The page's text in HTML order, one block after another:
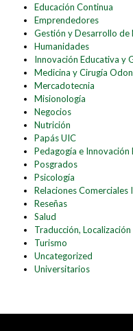
Educación Continua
Emprendedores
Gestión y Desarrollo de
Humanidades
Innovación Educativa y
Medicina y Cirugía
Mercadotecnia
Misionología
Negocios
Nutrición
Papás UIC
Pedagogía e Innovación
Posgrados
Psicología
Relaciones Comerciales
Reseñas
Salud
Traducción,
Turismo
Uncategorized
Universitarios